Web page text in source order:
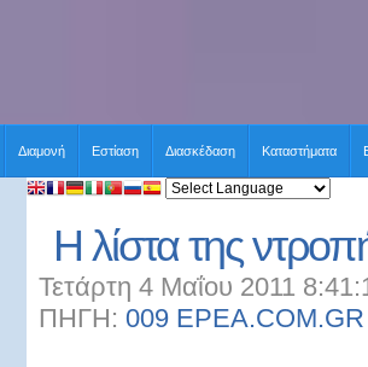
Διαμονή Εστίαση Διασκέδαση Καταστήματα
Η λίστα της
Τετάρτη 4 Μαΐου 2011
ΠΗΓΗ: 009 EPEA.COM.GR